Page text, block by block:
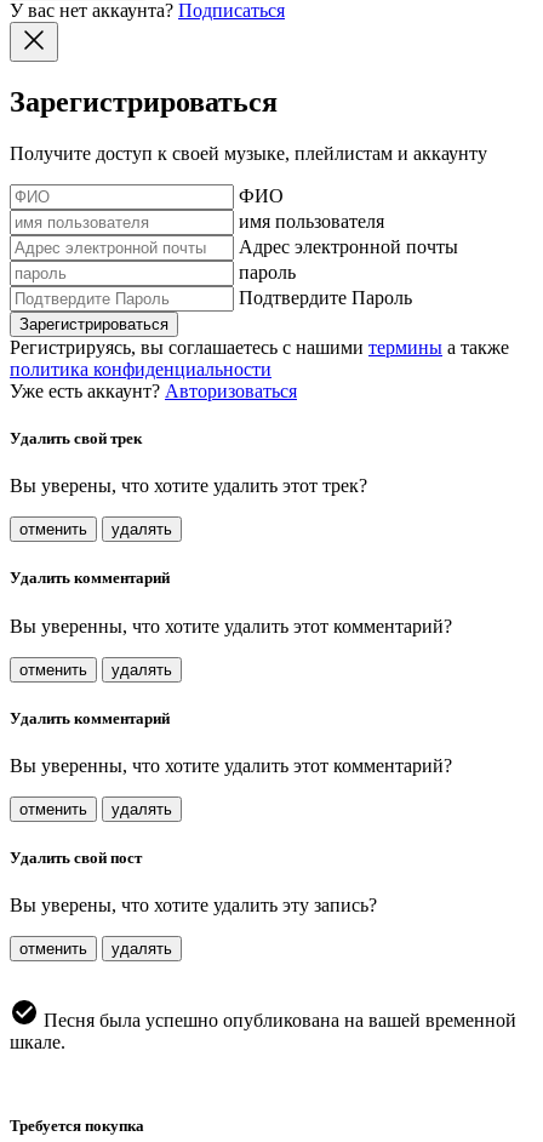
У вас нет аккаунта? Подписаться
Зарегистрироваться
Получите доступ к своей музыке, плейлистам и аккаунту
ФИО
имя пользователя
Адрес электронной почты
пароль
Подтвердите Пароль
Зарегистрироваться
Регистрируясь, вы соглашаетесь с нашими термины а также
политика конфиденциальности
Уже есть аккаунт? Авторизоваться
Удалить свой трек
Вы уверены, что хотите удалить этот трек?
отменить удалять
Удалить комментарий
Вы уверенны, что хотите удалить этот комментарий?
отменить удалять
Удалить комментарий
Вы уверенны, что хотите удалить этот комментарий?
отменить удалять
Удалить свой пост
Вы уверены, что хотите удалить эту запись?
отменить удалять
Песня была успешно опубликована на вашей временной
шкале.
Требуется покупка